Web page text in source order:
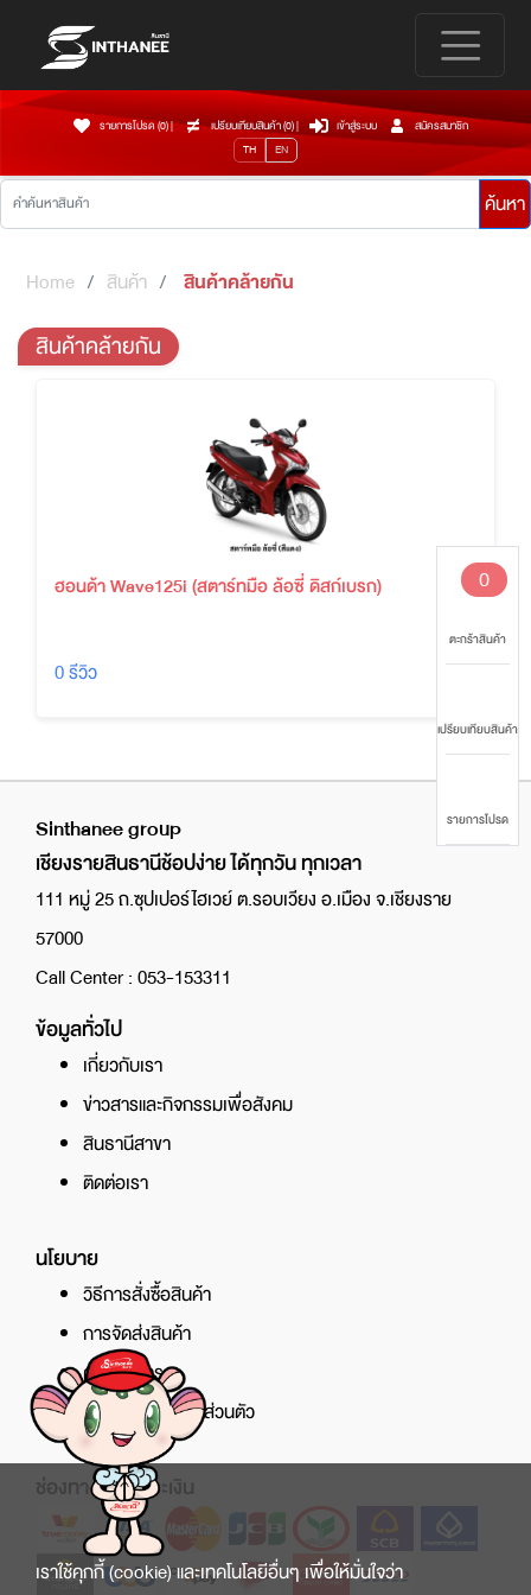
รายการโปรด (0)| เปรียบเทียบสินค้า (0)| เข้าสู่ระบบ
สมัครสมาชิก
TH
EN
ค้นหา
0
ตะกร้าสินค้า
เปรียบเทียบสินค้า
รายการโปรด
Home สินค้า สินค้าคล้ายกัน
สินค้าคล้ายกัน
ฮอนด้า Wave125i (สตาร์ทมือ ล้อซี่ ดิสก์เบรก)
0 รีวิว
Sinthanee group
เชียงรายสินธานีช้อปง่าย ได้ทุกวัน ทุกเวลา
111 หมู่ 25 ถ.ซุปเปอร์ไฮเวย์ ต.รอบเวียง อ.เมือง จ.เชียงราย
57000
Call Center : 053-153311
ข้อมูลทั่วไป
เกี่ยวกับเรา
ข่าวสารและกิจกรรมเพื่อสังคม
สินธานีสาขา
ติดต่อเรา
นโยบาย
วิธีการสั่งซื้อสินค้า
การจัดส่งสินค้า
ศูนย์บริการ
นโยบายความเป็นส่วนตัว
ช่องทางการชำระเงิน
เราใช้คุกกี้ (cookie) และเทคโนโลยีอื่นๆ เพื่อให้มั่นใจว่า